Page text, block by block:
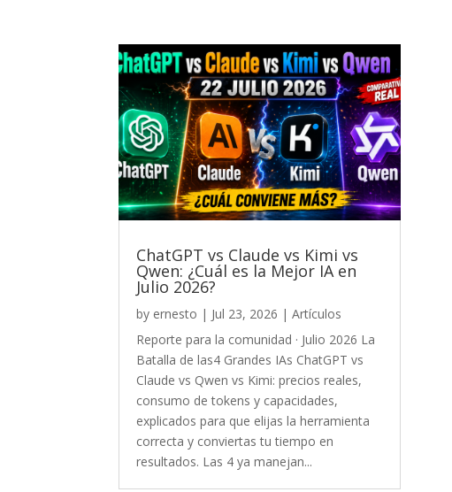
ChatGPT vs Claude vs Kimi vs
Qwen: ¿Cuál es la Mejor IA en
Julio 2026?
by ernesto | Jul 23, 2026 |Artículos
Reporte para la comunidad · Julio 2026 La
Batalla de las4 Grandes IAs ChatGPT vs
Claude vs Qwen vs Kimi: precios reales,
consumo de tokens y capacidades,
explicados para que elijas la herramienta
correcta y conviertas tu tiempo en
resultados. Las 4 ya manejan...